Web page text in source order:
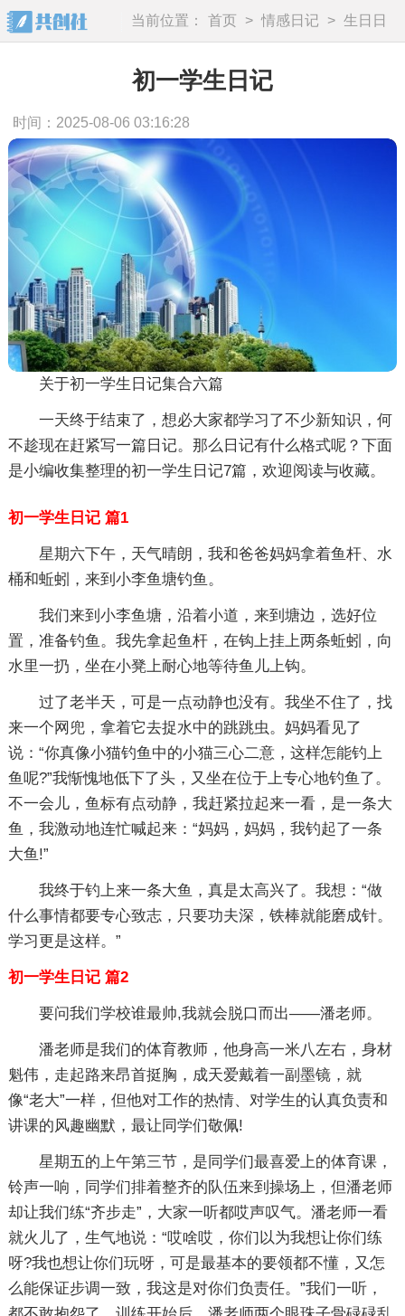
当前位置： 首页 > 情感日记 > 生日日
记
初一学生日记
时间：2025-08-06 03:16:28
关于初一学生日记集合六篇
一天终于结束了，想必大家都学习了不少新知识，何
不趁现在赶紧写一篇日记。那么日记有什么格式呢？下面
是小编收集整理的初一学生日记7篇，欢迎阅读与收藏。
初一学生日记 篇1
星期六下午，天气晴朗，我和爸爸妈妈拿着鱼杆、水
桶和蚯蚓，来到小李鱼塘钓鱼。
我们来到小李鱼塘，沿着小道，来到塘边，选好位
置，准备钓鱼。我先拿起鱼杆，在钩上挂上两条蚯蚓，向
水里一扔，坐在小凳上耐心地等待鱼儿上钩。
过了老半天，可是一点动静也没有。我坐不住了，找
来一个网兜，拿着它去捉水中的跳跳虫。妈妈看见了
说：“你真像小猫钓鱼中的小猫三心二意，这样怎能钓上
鱼呢?”我惭愧地低下了头，又坐在位于上专心地钓鱼了。
不一会儿，鱼标有点动静，我赶紧拉起来一看，是一条大
鱼，我激动地连忙喊起来：“妈妈，妈妈，我钓起了一条
大鱼!”
我终于钓上来一条大鱼，真是太高兴了。我想：“做
什么事情都要专心致志，只要功夫深，铁棒就能磨成针。
学习更是这样。”
初一学生日记 篇2
要问我们学校谁最帅,我就会脱口而出——潘老师。
潘老师是我们的体育教师，他身高一米八左右，身材
魁伟，走起路来昂首挺胸，成天爱戴着一副墨镜，就
像“老大”一样，但他对工作的热情、对学生的认真负责和
讲课的风趣幽默，最让同学们敬佩!
星期五的上午第三节，是同学们最喜爱上的体育课，
铃声一响，同学们排着整齐的队伍来到操场上，但潘老师
却让我们练“齐步走”，大家一听都哎声叹气。潘老师一看
就火儿了，生气地说：“哎啥哎，你们以为我想让你们练
呀?我也想让你们玩呀，可是最基本的要领都不懂，又怎
么能保证步调一致，我这是对你们负责任。”我们一听，